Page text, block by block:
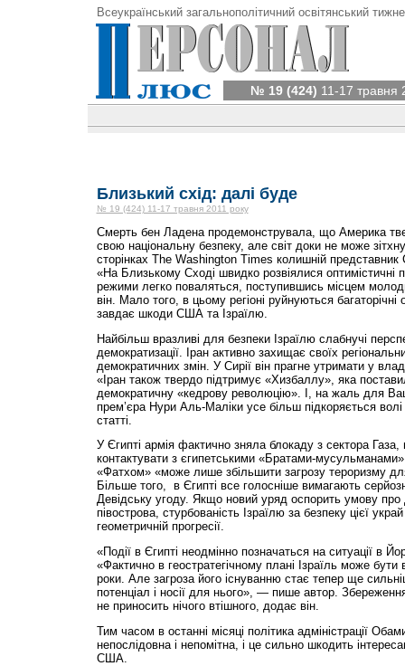
Всеукраїнський загальнополітичний освітянський
№ 19 (424) 11-17 травня
Близький схід: далі буде
№ 19 (424) 11-17 травня 2011 року
Смерть бен Ладена продемонструвала, що Америка
свою національну безпеку, але світ доки не може
сторінках The Washington Times колишній
«На Близькому Сході швидко розвіялися оптимістичні
режими легко поваляться, поступившись місцем
він. Мало того, в цьому регіоні руйнуються багаторічні
завдає шкоди США та Ізраїлю.
Найбільш вразливі для безпеки Ізраїлю слабнучі
демократизації. Іран активно захищає своїх
демократичних змін. У Сирії він прагне утримати у
«Іран також твердо підтримує «Хизбаллу», яка
демократичну «кедрову революцію». І, на жаль для
прем’єра Нури Аль-Маліки усе більш підкоряється
статті.
У Єгипті армія фактично зняла блокаду з сектора
контактувати з єгипетськими «Братами-
«Фатхом» «може лише збільшити загрозу тероризму
Більше того, в Єгипті все голосніше вимагають
Девідську угоду. Якщо новий уряд оспорить умову про
півострова, стурбованість Ізраїлю за безпеку цієї
геометричній прогресії.
«Події в Єгипті неодмінно позначаться на ситуації в
«Фактично в геостратегічному плані Ізраїль може бути
роки. Але загроза його існуванню стає тепер ще
потенціал і носії для нього», — пише автор.
не приносить нічого втішного, додає він.
Тим часом в останні місяці політика адміністрації
непослідовна і непомітна, і це сильно шкодить
США.